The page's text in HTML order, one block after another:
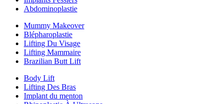
Abdominoplastie
Mummy Makeover
Blépharoplastie
Lifting Du Visage
Lifting Mammaire
Brazilian Butt Lift
Body Lift
Lifting Des Bras
Implant du menton